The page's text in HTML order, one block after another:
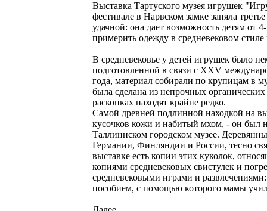
Выставка Тартуского музея игрушек
фестивале в Нарвском замке заняла
удачной: она дает возможность детям от
примерить одежду в средневековом
В средневековье у детей игрушек было
подготовленной в связи с XXV
года, материал собирали по крупицам в
была сделана из непрочных
раскопках находят крайне редко.
Самой древней подлинной находкой на
кусочков кожи и набитый мхом, - он был
Таллиннском городском музее.
Германии, Финляндии и России, тесно
выставке есть копии этих куколок,
копиями средневековых свистулек и
средневековыми играми и
пособием, с помощью которого мамы